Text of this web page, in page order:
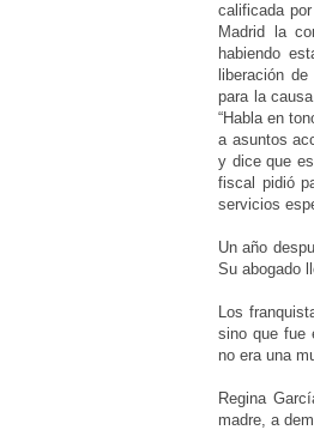
calificada
Madrid la
habiendo
liberación
para la
“Habla en
a asuntos
y dice que
fiscal pidió
servicios
Un año
Su abogado
Los
sino que fue
no era una
Regina
madre, a